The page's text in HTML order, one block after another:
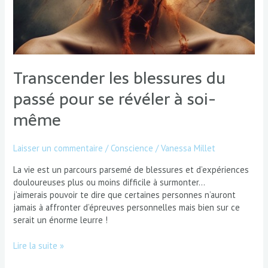
Transcender les blessures du
passé pour se révéler à soi-
même
Laisser un commentaire / Conscience /Vanessa Millet
La vie est un parcours parsemé de blessures et d’expériences
douloureuses plus ou moins difficile à surmonter…
j’aimerais pouvoir te dire que certaines personnes n’auront
jamais à affronter d’épreuves personnelles mais bien sur ce
serait un énorme leurre !
Lire la suite »